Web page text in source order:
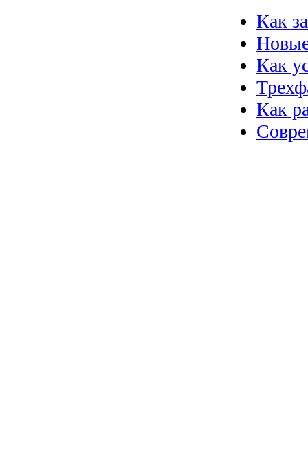
Как
Как
Как